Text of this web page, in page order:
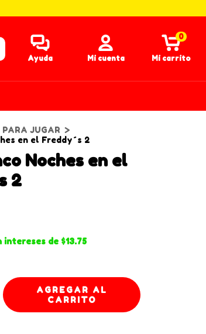
Ayuda Mi cuenta Mi carrito
0
PARA JUGAR >
en el Freddy´s 2
Noches en el
2
intereses de $13.75